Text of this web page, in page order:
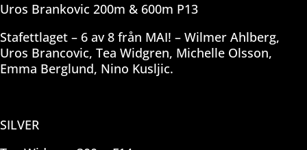
Uros Brankovic 200m & 600m P13
Stafettlaget – 6 av 8 från MAI! – Wilmer Ahlberg,
Uros Brancovic, Tea Widgren, Michelle Olsson,
Emma Berglund, Nino Kusljic.
SILVER